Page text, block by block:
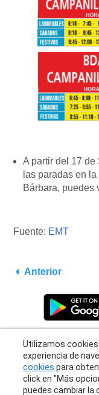
A partir del 17
las paradas en
Bárbara, puedes
Fuente: EMT
Anterior
Utilizamos
experiencia de
cookies para
click en "Más
puedes cambiar la